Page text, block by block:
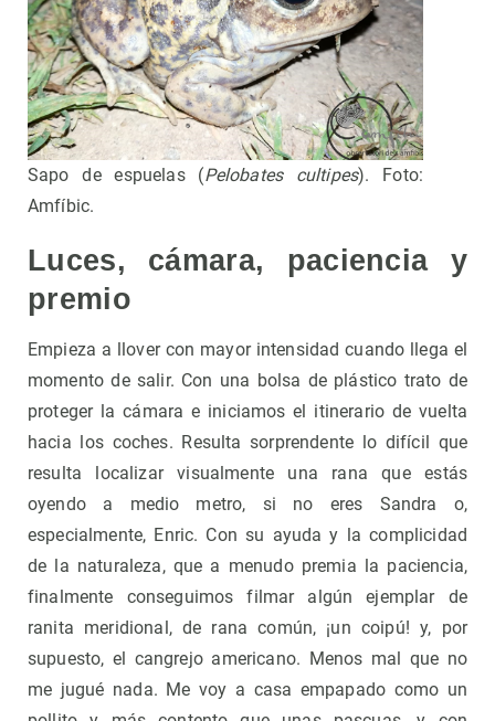
Sapo de espuelas (Pelobates cultipes). Foto:
Amfíbic.
Luces, cámara, paciencia y
premio
Empieza a llover con mayor intensidad cuando llega el
momento de salir. Con una bolsa de plástico trato de
proteger la cámara e iniciamos el itinerario de vuelta
hacia los coches. Resulta sorprendente lo difícil que
resulta localizar visualmente una rana que estás
oyendo a medio metro, si no eres Sandra o,
especialmente, Enric. Con su ayuda y la complicidad
de la naturaleza, que a menudo premia la paciencia,
finalmente conseguimos filmar algún ejemplar de
ranita meridional, de rana común, ¡un coipú! y, por
supuesto, el cangrejo americano. Menos mal que no
me jugué nada. Me voy a casa empapado como un